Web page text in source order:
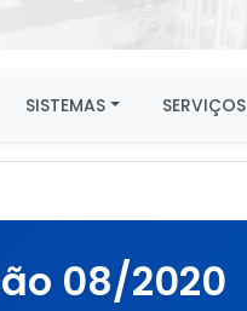
SISTEMAS SERVIÇOS
08/2020